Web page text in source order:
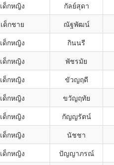
เด็กหญิง กัลย์สุดา
เด็กชาย ณัฐพัฒน์
เด็กหญิง กินนรี
เด็กหญิง พัชรมัย
เด็กหญิง ขัวญฤดี
เด็กหญิง ขวัญฤทัย
เด็กหญิง กัญญรัตน์
เด็กหญิง นัชชา
เด็กหญิง ปัญญาภรณ์